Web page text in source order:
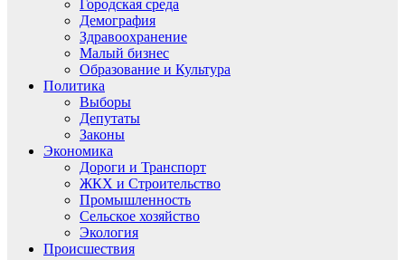
Городская среда
Демография
Здравоохранение
Малый бизнес
Образование и Культура
Политика
Выборы
Депутаты
Законы
Экономика
Дороги и Транспорт
ЖКХ и Строительство
Промышленность
Сельское хозяйство
Экология
Происшествия